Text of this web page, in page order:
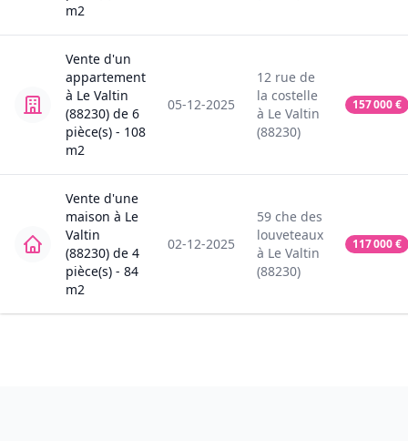
m2
Vente d'un
appartement
à Le Valtin
(88230) de 6
pièce(s) - 108
m2
05-12-2025
12 rue de
la costelle
à Le Valtin
(88230)
157 000€
Vente d'une
maison à Le
Valtin
(88230) de 4
pièce(s) - 84
m2
02-12-2025
59 che des
louveteaux
à Le Valtin
(88230)
117 000€